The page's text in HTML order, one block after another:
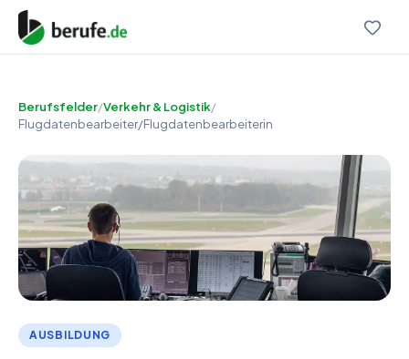
Berufsfelder/Verkehr & Logistik/
Flugdatenbearbeiter/Flugdatenbearbeiterin
AUSBILDUNG